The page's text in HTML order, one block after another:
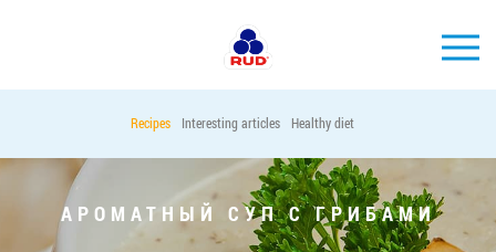
PRODUCTS
COMPANY
Recipes Interesting articles Healthy diet
АРОМАТНЫЙ СУП С ГРИБАМИ